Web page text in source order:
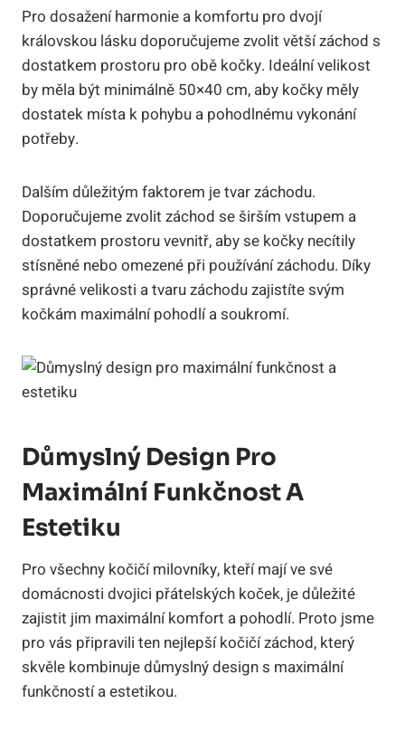
Pro dosažení harmonie a komfortu pro dvojí
královskou lásku doporučujeme zvolit větší záchod s
dostatkem prostoru pro obě kočky. Ideální velikost
by měla být minimálně 50×40 cm, aby kočky měly
dostatek místa k pohybu a pohodlnému vykonání
potřeby.
Dalším důležitým faktorem je tvar záchodu.
Doporučujeme zvolit záchod se širším vstupem a
dostatkem prostoru vevnitř, aby se kočky necítily
stísněné nebo omezené při používání záchodu. Díky
správné velikosti a tvaru záchodu zajistíte svým
kočkám maximální pohodlí a soukromí.
Důmyslný Design Pro
Maximální Funkčnost A
Estetiku
Pro všechny kočičí milovníky, kteří mají ve své
domácnosti dvojici přátelských koček, je důležité
zajistit jim maximální komfort a pohodlí. Proto jsme
pro vás připravili ten nejlepší kočičí záchod, který
skvěle kombinuje důmyslný design s maximální
funkčností a estetikou.